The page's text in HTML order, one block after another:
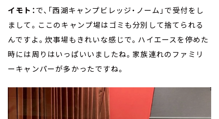
イモト：で、「西湖キャンプビレッジ・ノーム」で受付をし
まして。ここのキャンプ場はゴミも分別して捨てられる
んですよ。炊事場もきれいな感じで。ハイエースを停めた
時には周りはいっぱいいましたね。家族連れのファミリ
ーキャンパーが多かったですね。